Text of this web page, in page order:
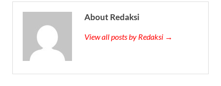
About Redaksi
View all posts by Redaksi →